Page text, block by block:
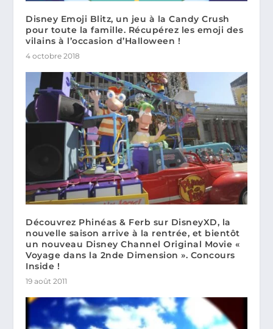
Disney Emoji Blitz, un jeu à la Candy Crush
pour toute la famille. Récupérez les emoji des
vilains à l’occasion d’Halloween !
4 octobre 2018
Découvrez Phinéas & Ferb sur DisneyXD, la
nouvelle saison arrive à la rentrée, et bientôt
un nouveau Disney Channel Original Movie «
Voyage dans la 2nde Dimension ». Concours
Inside !
19 août 2011